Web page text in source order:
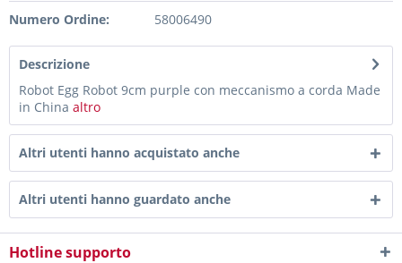
Numero Ordine: 58006490
Descrizione
Robot Egg Robot 9cm purple con meccanismo a corda Made
in China altro
Altri utenti hanno acquistato anche
Altri utenti hanno guardato anche
Hotline supporto